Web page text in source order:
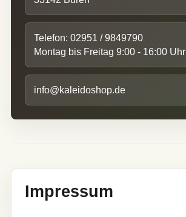
Telefon: 02951 / 9849790
Montag bis Freitag 9:00 - 16:00 Uhr
info@kaleidoshop.de
Impressum